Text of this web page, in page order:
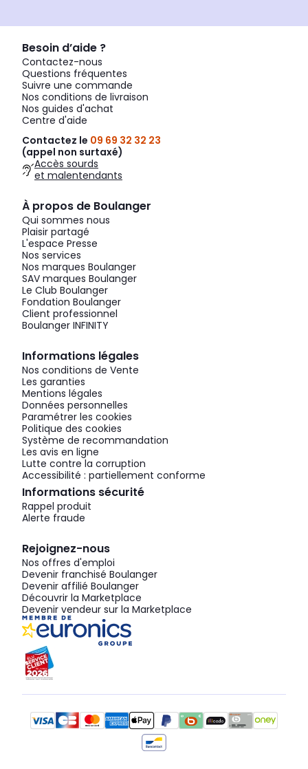
Besoin d’aide ?
Contactez-nous
Questions fréquentes
Suivre une commande
Nos conditions de livraison
Nos guides d'achat
Centre d'aide
Contactez le 09 69 32 32 23
(appel non surtaxé)
Accès sourds
et malentendants
À propos de Boulanger
Qui sommes nous
Plaisir partagé
L'espace Presse
Nos services
Nos marques Boulanger
SAV marques Boulanger
Le Club Boulanger
Fondation Boulanger
Client professionnel
Boulanger INFINITY
Informations légales
Nos conditions de Vente
Les garanties
Mentions légales
Données personnelles
Paramétrer les cookies
Politique des cookies
Système de recommandation
Les avis en ligne
Lutte contre la corruption
Accessibilité : partiellement conforme
Informations sécurité
Rappel produit
Alerte fraude
Rejoignez-nous
Nos offres d'emploi
Devenir franchisé Boulanger
Devenir affilié Boulanger
Découvrir la Marketplace
Devenir vendeur sur la Marketplace